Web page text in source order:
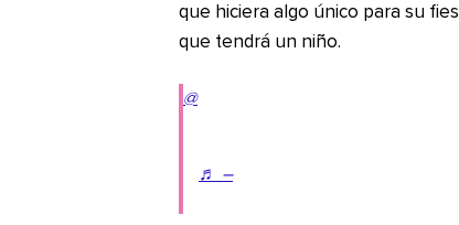
que hiciera algo único para su
que tendrá un niño.
@
♬ –